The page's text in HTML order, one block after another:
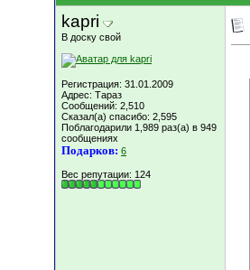
kapri
В доску свой
Регистрация: 31.01.2009
Адрес: Тараз
Сообщений: 2,510
Сказал(а) спасибо: 2,595
Поблагодарили 1,989 раз(а) в 949
сообщениях
Подарков: 6
Вес репутации: 124